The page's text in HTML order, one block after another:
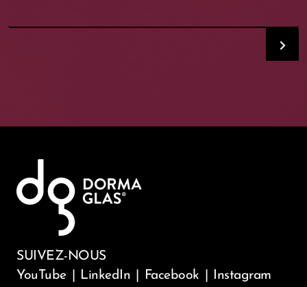
SUIVEZ-NOUS
YouTube
LinkedIn Facebook Instagram